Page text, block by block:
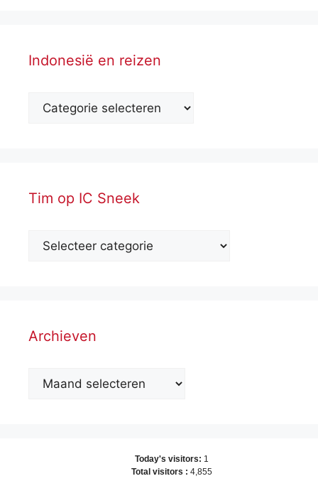
Indonesië en reizen
Tim op IC Sneek
Archieven
Archieven
Today's visitors: 1
Total visitors : 4,855